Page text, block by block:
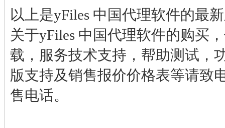
以上是yFiles 中国代理软件的最
关于yFiles 中国代理软件的购买
载，服务技术支持，帮助测试，
版支持及销售报价价格表等请致
售电话。